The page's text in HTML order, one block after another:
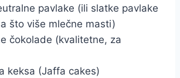
pavlake (ili slatke pavlake
što više mlečne masti)
čokolade (kvalitetne, za
keksa (Jaffa cakes)